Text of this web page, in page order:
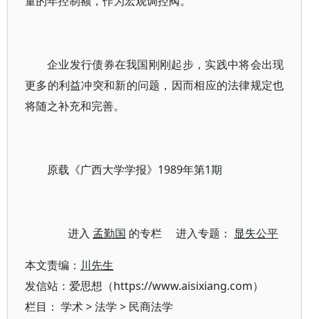
企业发行债券在我国刚刚起步，实践中将会出现
更多的利益冲突和新的问题，因而相应的法律规定也
将随之补充和完善。
原载《广西大学学报》1989年第1期
进入 孟勤国 的专栏 进入专题： 显失公平
本文责编： 川先生
发信站：爱思想（https://www.aisixiang.com）
栏目： 学术>法学 > 民商法学